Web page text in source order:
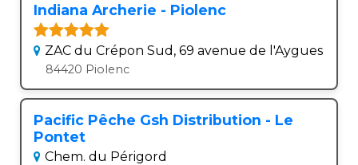
Indiana Archerie - Piolenc
ZAC du Crépon Sud, 69 avenue de l'Aygues
84420 Piolenc
Pacific Pêche Gsh Distribution - Le
Pontet
Chem. du Périgord